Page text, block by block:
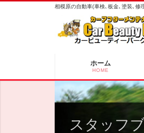
相模原の自動車(車検､板金､塗装､修
ホーム
HOME
スタッフ